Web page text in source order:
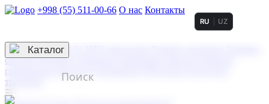
+998 (55) 511-00-66 О нас Контакты
3D гравировка
смолой (Doming)
гравировка твердая
тиснение
RU UZ
☰
Каталог